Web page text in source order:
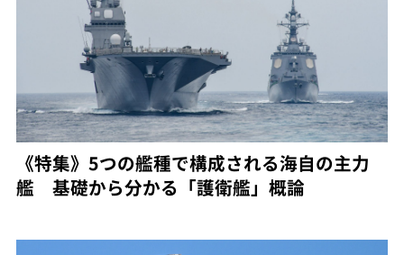
《特集》5つの艦種で構成される海自の主力
艦 基礎から分かる「護衛艦」概論